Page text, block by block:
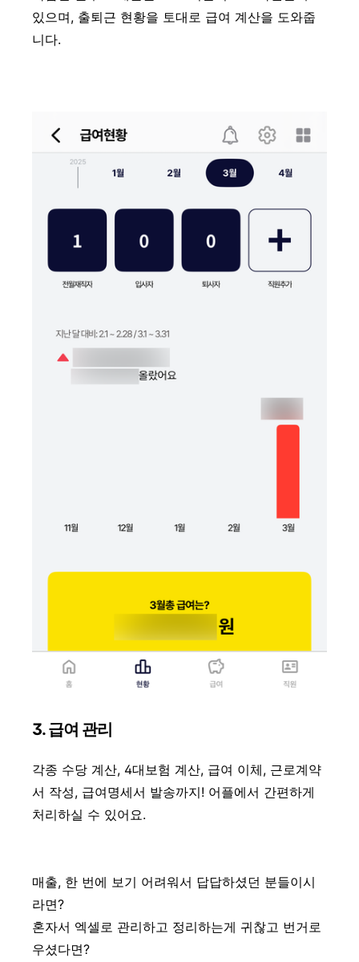
있으며, 출퇴근 현황을 토대로 급여 계산을 도와줍
니다.
3. 급여 관리
각종 수당 계산, 4대보험 계산, 급여 이체, 근로계약
서 작성, 급여명세서 발송까지! 어플에서 간편하게
처리하실 수 있어요.
매출, 한 번에 보기 어려워서 답답하셨던 분들이시
라면?
혼자서 엑셀로 관리하고 정리하는게 귀찮고 번거로
우셨다면?